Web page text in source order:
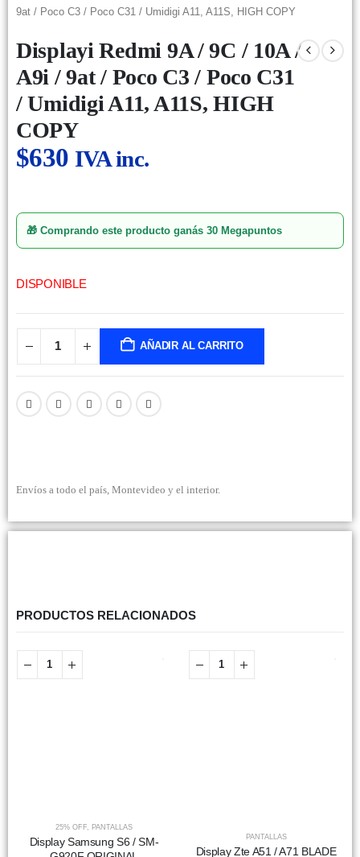
9at / Poco C3 / Poco C31 / Umidigi A11, A11S, HIGH COPY
Displayi Redmi 9A / 9C / 10A /
A9i / 9at / Poco C3 / Poco C31
/ Umidigi A11, A11S, HIGH
COPY
$630 IVA inc.
🎁 Comprando este producto ganás 30 Megapuntos
DISPONIBLE
AÑADIR AL CARRITO
Envíos a todo el país, Montevideo y el interior.
PRODUCTOS RELACIONADOS
25% OFF, PANTALLAS
Display Samsung S6 / SM-
PANTALLAS
Display Zte A51 / A71 BLADE